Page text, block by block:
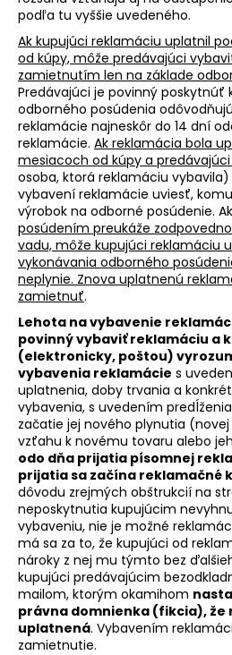
podľa tu vyššie uvedeného.
Ak kupujúci reklamáciu uplatnil
od kúpy, môže predávajúci
zamietnutím len na základe
Predávajúci je povinný poskytnúť
odborného posúdenia
reklamácie najneskôr do 14 dní
reklamácie. Ak reklamácia bola
mesiacoch od kúpy a
osoba, ktorá reklamáciu
vybavení reklamácie uviesť,
výrobok na odborné posúdenie.
posúdením preukáže
vadu, môže kupujúci reklamáciu
vykonávania odborného
neplynie. Znova uplatnenú
zamietnuť.
Lehota na vybavenie
povinný vybaviť reklamáciu a
(elektronicky, poštou)
vybavenia reklamácie s
uplatnenia, doby trvania a
vybavenia, s uvedením
začatie jej nového plynutia
vzťahu k novému tovaru alebo
odo dňa prijatia písomnej
prijatia sa začína reklamačné
dôvodu zrejmých obštrukcií na
neposkytnutia kupujúcim
vybaveniu, nie je možné
má sa za to, že kupujúci od
nároky z nej mu týmto bez
kupujúci predávajúcim
mailom, ktorým okamihom
právna domnienka (fikcia), že
uplatnená. Vybavením
zamietnutie.